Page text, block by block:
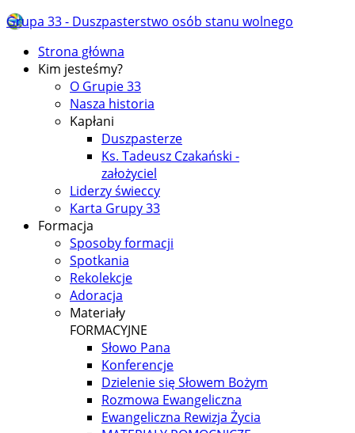
Grupa 33 - Duszpasterstwo osób stanu wolnego
Strona główna
Kim jesteśmy?
O Grupie 33
Nasza historia
Kapłani
Duszpasterze
Ks. Tadeusz Czakański -
założyciel
Liderzy świeccy
Karta Grupy 33
Formacja
Sposoby formacji
Spotkania
Rekolekcje
Adoracja
Materiały
FORMACYJNE
Słowo Pana
Konferencje
Dzielenie się Słowem Bożym
Rozmowa Ewangeliczna
Ewangeliczna Rewizja Życia